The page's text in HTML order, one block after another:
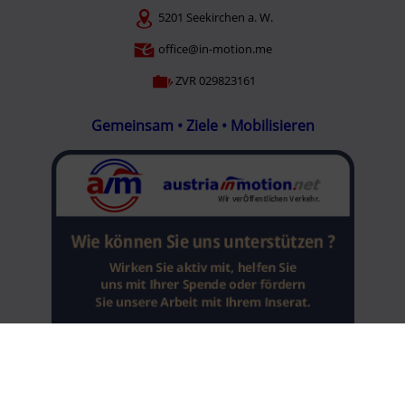
5201 Seekirchen a. W.
office@in-motion.me
ZVR 029823161
Gemeinsam • Ziele • Mobilisieren